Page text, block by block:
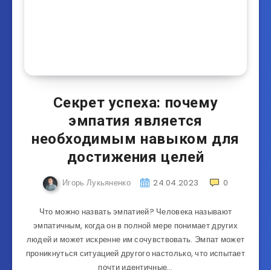
Секрет успеха: почему
эмпатия является
необходимым навыком для
достижения целей
Игорь Лукьяненко 24.04.2023 0
Что можно назвать эмпатией? Человека называют
эмпатичным, когда он в полной мере понимает других
людей и может искренне им сочувствовать. Эмпат может
проникнуться ситуацией другого настолько, что испытает
почти идентичные…